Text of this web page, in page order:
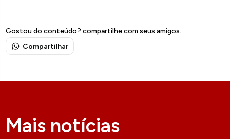
Gostou do conteúdo? compartilhe com seus amigos.
Compartilhar
Mais notícias